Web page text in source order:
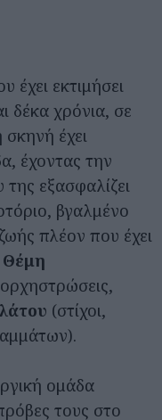
έχει εκτιμήσει
δέκα χρόνια, σε
έχει
έχοντας την
εξασφαλίζει
βγαλμένο
πλέον που έχει
Θέμη
(στίχοι,
ομάδα
τους στο